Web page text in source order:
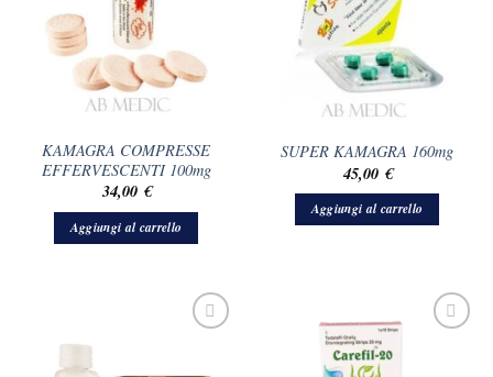
KAMAGRA COMPRESSE
EFFERVESCENTI 100mg
34,00 €
Aggiungi al carrello
SUPER KAMAGRA 160mg
45,00 €
Aggiungi al carrello